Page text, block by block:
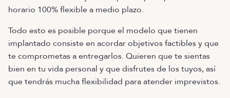
horario 100% flexible a medio plazo.
Todo esto es posible porque el modelo que tienen
implantado consiste en acordar objetivos factibles y que
te comprometas a entregarlos. Quieren que te sientas
bien en tu vida personal y que disfrutes de los tuyos, así
que tendrás mucha flexibilidad para atender imprevistos.